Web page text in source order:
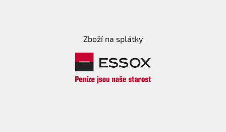
Zboží na splátky